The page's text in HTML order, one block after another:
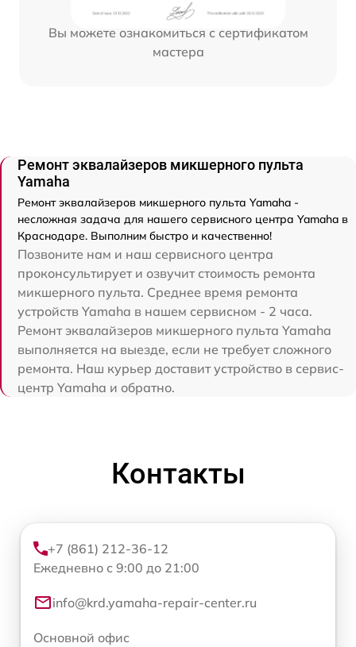
Вы можете ознакомиться с сертификатом
мастера
Ремонт эквалайзеров микшерного пульта
Yamaha
Ремонт эквалайзеров микшерного пульта Yamaha -
несложная задача для нашего сервисного центра Yamaha в
Краснодаре. Выполним быстро и качественно!
Позвоните нам и наш сервисного центра
проконсультирует и озвучит стоимость ремонта
микшерного пульта. Среднее время ремонта
устройств Yamaha в нашем сервисном - 2 часа.
Ремонт эквалайзеров микшерного пульта Yamaha
выполняется на выезде, если не требует сложного
ремонта. Наш курьер доставит устройство в сервис-
центр Yamaha и обратно.
Контакты
+7 (861) 212-36-12
Ежедневно с 9:00 до 21:00
info@krd.yamaha-repair-center.ru
Основной офис